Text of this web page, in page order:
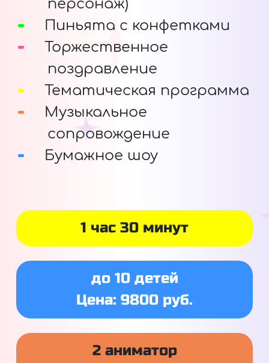
персонаж)
Пиньята с конфетками
Торжественное
поздравление
Тематическая программа
Музыкальное
сопровождение
Бумажное шоу
1 час 30 минут
до 10 детей
Цена: 9800 руб.
2 аниматор